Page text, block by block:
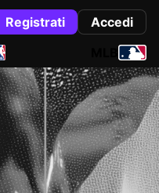
Registrati
Accedi